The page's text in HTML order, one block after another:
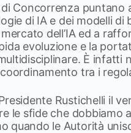
Concorrenza puntano
di IA e dei modelli
dell’IA ed a
evoluzione e la
È infatti
tra i
Rustichelli il
le sfide che dobbiamo
quando le Autorità